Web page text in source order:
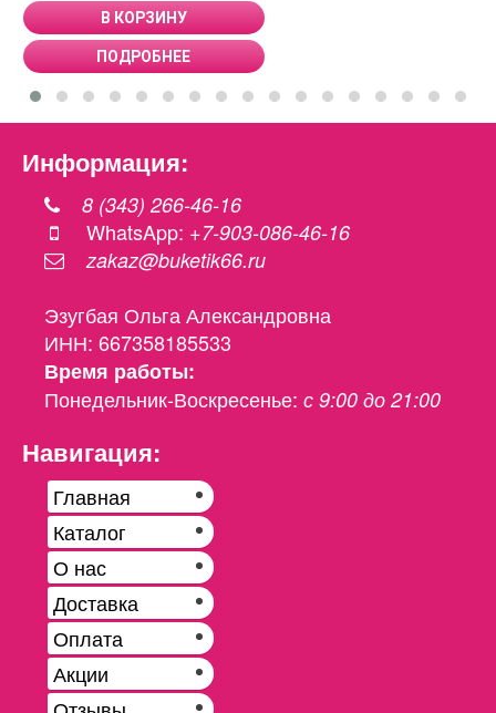
В КОРЗИНУ
ПОДРОБНЕЕ
Информация:
8 (343) 266-46-16
WhatsApp: +7-903-086-46-16
zakaz@buketik66.ru
Эзугбая Ольга Александровна
ИНН: 667358185533
Время работы:
Понедельник-Воскресенье: с 9:00 до 21:00
Навигация:
Главная
Каталог
О нас
Доставка
Оплата
Акции